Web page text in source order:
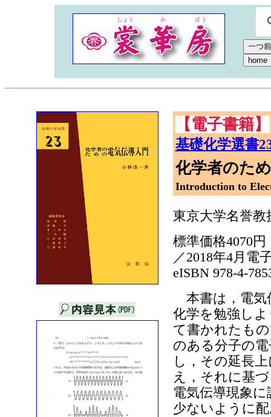
【電子書籍】
基礎化学選書
化学者のた
Introduction to
東京大学名誉
標準価格4070円
／2018年4月電
eISBN 978-4-
本書は，電気
化学を勉強し
て書かれたも
のある分子の
し，その延長
え，それに基
電気伝導現象
少ないように